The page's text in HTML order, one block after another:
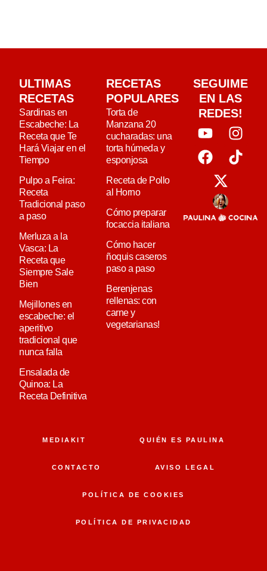
ULTIMAS
RECETAS
Sardinas en
Escabeche: La
Receta que Te
Hará Viajar en el
Tiempo
Pulpo a Feira:
Receta
Tradicional paso
a paso
Merluza a la
Vasca: La
Receta que
Siempre Sale
Bien
Mejillones en
escabeche: el
aperitivo
tradicional que
nunca falla
Ensalada de
Quinoa: La
Receta Definitiva
RECETAS
POPULARES
Torta de
Manzana 20
cucharadas: una
torta húmeda y
esponjosa
Receta de Pollo
al Horno
Cómo preparar
focaccia italiana
Cómo hacer
ñoquis caseros
paso a paso
Berenjenas
rellenas: con
carne y
vegetarianas!
SEGUIME
EN LAS
REDES!
MEDIAKIT QUIÉN ES PAULINA
CONTACTO AVISO LEGAL
POLÍTICA DE COOKIES
POLÍTICA DE PRIVACIDAD